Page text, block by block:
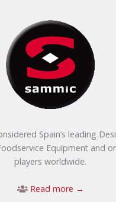
Spain’s leading
Equipment and
players worldwide.
Read more →